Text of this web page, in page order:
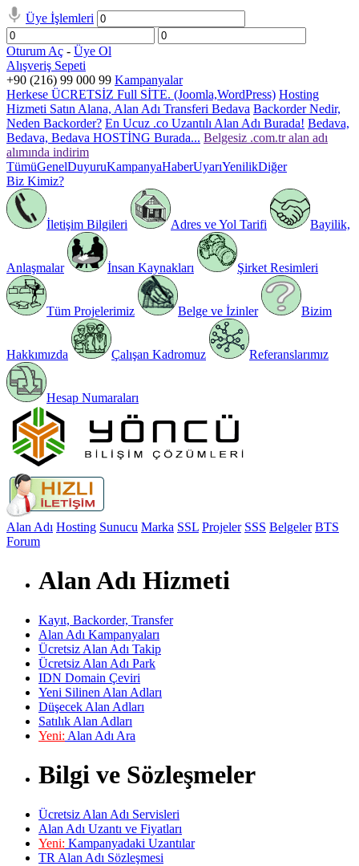
Üye İşlemleri
Oturum Aç - Üye Ol
Alışveriş Sepeti
+90 (216) 99 000 99 Kampanyalar
Herkese ÜCRETSİZ Full SİTE. (Joomla,WordPress) Hosting
Hizmeti Satın Alana, Alan Adı Transferi Bedava Backorder Nedir,
Neden Backorder? En Ucuz .co Uzantılı Alan Adı Burada! Bedava,
Bedava, Bedava HOSTİNG Burada... Belgesiz .com.tr alan adı
alımında indirim
TümüGenelDuyuruKampanyaHaberUyarıYenilikDiğer
Biz Kimiz?
İletişim Bilgileri Adres ve Yol Tarifi Bayilik,
Anlaşmalar İnsan Kaynakları Şirket Resimleri
Tüm Projelerimiz Belge ve İzinler Bizim
Hakkımızda Çalışan Kadromuz Referanslarımız
Hesap Numaraları
Alan Adı Hosting Sunucu Marka SSL Projeler SSS Belgeler BTS
Forum
Alan Adı Hizmeti
Kayıt, Backorder, Transfer
Alan Adı Kampanyaları
Ücretsiz Alan Adı Takip
Ücretsiz Alan Adı Park
IDN Domain Çeviri
Yeni Silinen Alan Adları
Düşecek Alan Adları
Satılık Alan Adları
Yeni: Alan Adı Ara
Bilgi ve Sözleşmeler
Ücretsiz Alan Adı Servisleri
Alan Adı Uzantı ve Fiyatları
Yeni: Kampanyadaki Uzantılar
TR Alan Adı Sözleşmesi